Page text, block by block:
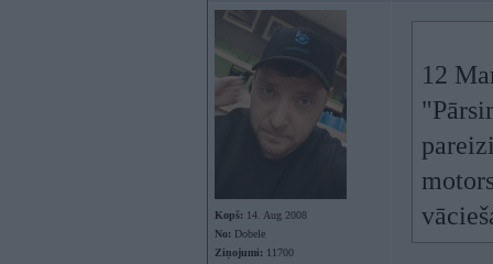
Kopš: 14. Aug 2008
No: Dobele
Ziņojumi: 11700
12